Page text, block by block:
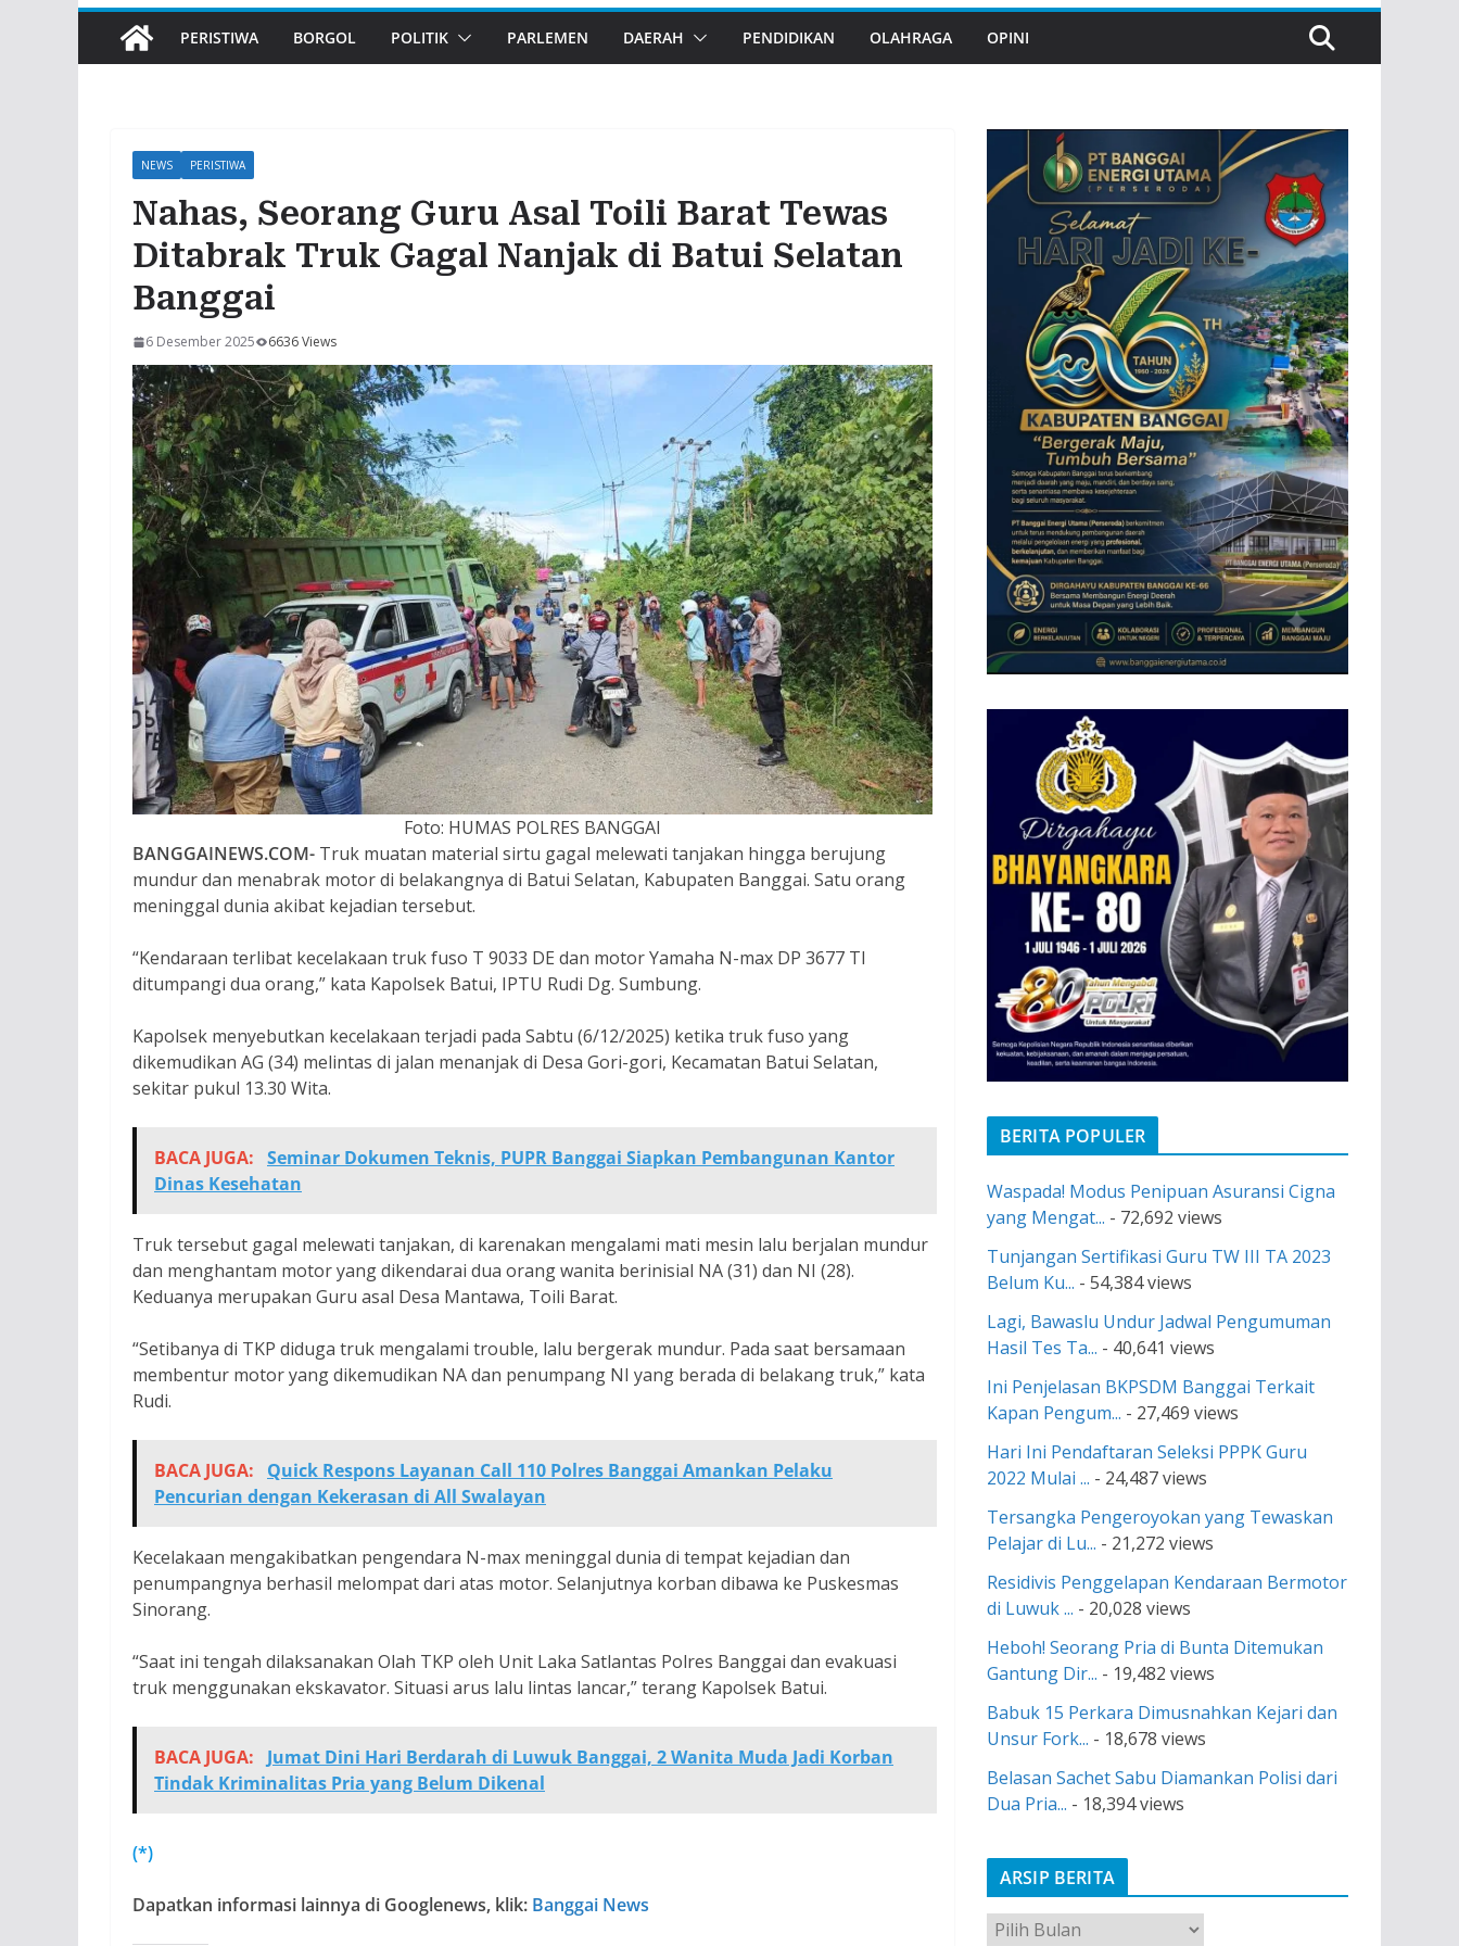
PERISTIWA BORGOL POLITIK PARLEMEN DAERAH PENDIDIKAN OLAHRAGA OPINI
NEWS PERISTIWA
Nahas, Seorang Guru Asal Toili Barat Tewas
Ditabrak Truk Gagal Nanjak di Batui Selatan
Banggai
6 Desember 2025 6636 Views
Foto: HUMAS POLRES BANGGAI
BANGGAINEWS.COM- Truk muatan material sirtu gagal melewati tanjakan hingga berujung
mundur dan menabrak motor di belakangnya di Batui Selatan, Kabupaten Banggai. Satu orang
meninggal dunia akibat kejadian tersebut.
“Kendaraan terlibat kecelakaan truk fuso T 9033 DE dan motor Yamaha N-max DP 3677 TI
ditumpangi dua orang,” kata Kapolsek Batui, IPTU Rudi Dg. Sumbung.
Kapolsek menyebutkan kecelakaan terjadi pada Sabtu (6/12/2025) ketika truk fuso yang
dikemudikan AG (34) melintas di jalan menanjak di Desa Gori-gori, Kecamatan Batui Selatan,
sekitar pukul 13.30 Wita.
BACA JUGA: Seminar Dokumen Teknis, PUPR Banggai Siapkan Pembangunan Kantor
Dinas Kesehatan
Truk tersebut gagal melewati tanjakan, di karenakan mengalami mati mesin lalu berjalan mundur
dan menghantam motor yang dikendarai dua orang wanita berinisial NA (31) dan NI (28).
Keduanya merupakan Guru asal Desa Mantawa, Toili Barat.
“Setibanya di TKP diduga truk mengalami trouble, lalu bergerak mundur. Pada saat bersamaan
membentur motor yang dikemudikan NA dan penumpang NI yang berada di belakang truk,” kata
Rudi.
BACA JUGA:
Quick Respons Layanan Call 110 Polres Banggai Amankan Pelaku
Pencurian dengan Kekerasan di All Swalayan
Kecelakaan mengakibatkan pengendara N-max meninggal dunia di tempat kejadian dan
penumpangnya berhasil melompat dari atas motor. Selanjutnya korban dibawa ke Puskesmas
Sinorang.
“Saat ini tengah dilaksanakan Olah TKP oleh Unit Laka Satlantas Polres Banggai dan evakuasi
truk menggunakan ekskavator. Situasi arus lalu lintas lancar,” terang Kapolsek Batui.
BACA JUGA: Jumat Dini Hari Berdarah di Luwuk Banggai, 2 Wanita Muda Jadi Korban
Tindak Kriminalitas Pria yang Belum Dikenal
(*)
Dapatkan informasi lainnya di Googlenews, klik: Banggai News
BERITA POPULER
Waspada! Modus Penipuan Asuransi Cigna
yang Mengat... - 72,692 views
Tunjangan Sertifikasi Guru TW III TA 2023
Belum Ku... - 54,384 views
Lagi, Bawaslu Undur Jadwal Pengumuman
Hasil Tes Ta... - 40,641 views
Ini Penjelasan BKPSDM Banggai Terkait
Kapan Pengum... - 27,469 views
Hari Ini Pendaftaran Seleksi PPPK Guru
2022 Mulai ... - 24,487 views
Tersangka Pengeroyokan yang Tewaskan
Pelajar di Lu... - 21,272 views
Residivis Penggelapan Kendaraan Bermotor
di Luwuk ... - 20,028 views
Heboh! Seorang Pria di Bunta Ditemukan
Gantung Dir... - 19,482 views
Babuk 15 Perkara Dimusnahkan Kejari dan
Unsur Fork... - 18,678 views
Belasan Sachet Sabu Diamankan Polisi dari
Dua Pria... - 18,394 views
ARSIP BERITA
A